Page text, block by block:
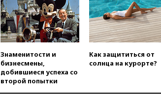
Знаменитости и
бизнесмены,
добившиеся успеха со
второй попытки
Как защититься от
солнца на курорте?